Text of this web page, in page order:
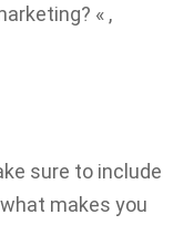
« ,
sure to include
makes you